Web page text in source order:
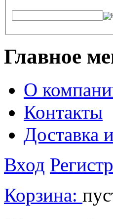
Главное
О
Контакты
Доставка
Вход
Корзина: